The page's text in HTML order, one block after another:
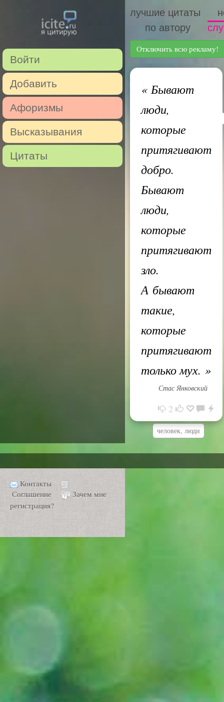
Войти
Добавить
Афоризмы
Высказывания
Цитаты
лучшие цитаты
по автору
Отключить всю рекламу!
«Бывают
люди,
которые
притягивают
добро.
Бывают
люди,
которые
притягивают
зло.
А бывают
такие,
которые
притягивают
только мух. »
Стас Янковский
2
человек, люди
Контакты
Соглашение
Зачем мне
регистрация?